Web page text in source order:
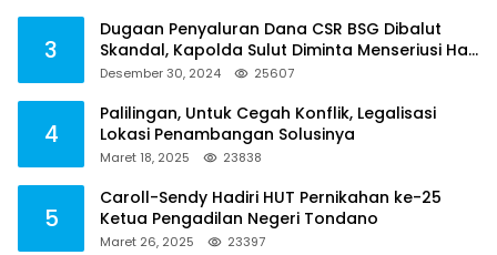
3
Dugaan Penyaluran Dana CSR BSG Dibalut
Skandal, Kapolda Sulut Diminta Menseriusi Hal
ini
Desember 30, 2024 25607
4
Palilingan, Untuk Cegah Konflik, Legalisasi
Lokasi Penambangan Solusinya
Maret 18, 2025 23838
5
Caroll-Sendy Hadiri HUT Pernikahan ke-25
Ketua Pengadilan Negeri Tondano
Maret 26, 2025 23397